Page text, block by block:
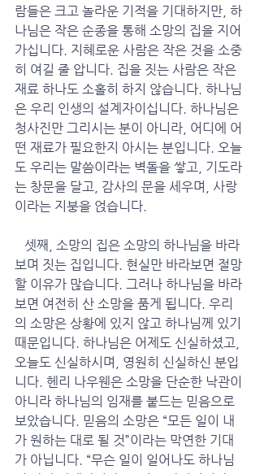
람들은 크고 놀라운 기적을 기대하지만, 하
나님은 작은 순종을 통해 소망의 집을 지어
가십니다. 지혜로운 사람은 작은 것을 소중
히 여길 줄 압니다. 집을 짓는 사람은 작은
재료 하나도 소홀히 하지 않습니다. 하나님
은 우리 인생의 설계자이십니다. 하나님은
청사진만 그리시는 분이 아니라, 어디에 어
떤 재료가 필요한지 아시는 분입니다. 오늘
도 우리는 말씀이라는 벽돌을 쌓고, 기도라
는 창문을 달고, 감사의 문을 세우며, 사랑
이라는 지붕을 얹습니다.
보며 짓는 집입니다. 현실만 바라보면 절망
할 이유가 많습니다. 그러나 하나님을 바라
보면 여전히 산 소망을 품게 됩니다. 우리
의 소망은 상황에 있지 않고 하나님께 있기
때문입니다. 하나님은 어제도 신실하셨고,
오늘도 신실하시며, 영원히 신실하신 분입
니다. 헨리 나우웬은 소망을 단순한 낙관이
아니라 하나님의 임재를 붙드는 믿음으로
보았습니다. 믿음의 소망은 “모든 일이 내
가 원하는 대로 될 것”이라는 막연한 기대
가 아닙니다. “무슨 일이 일어나도 하나님